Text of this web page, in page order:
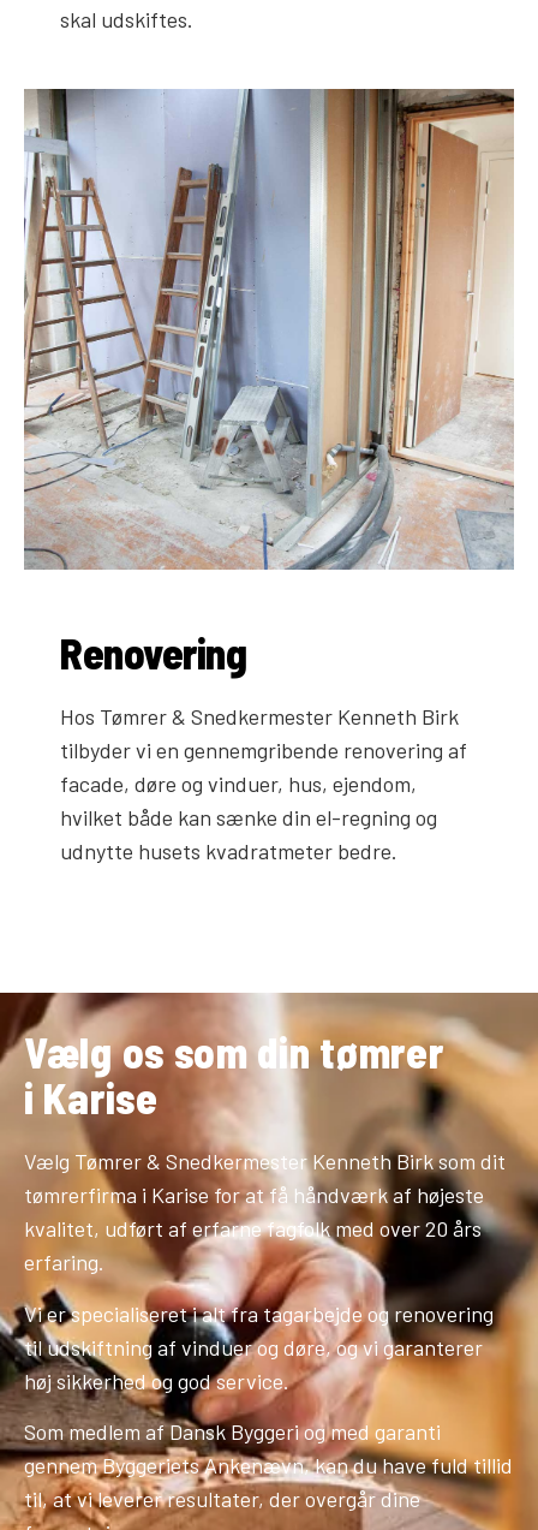
skal udskiftes.
Renovering
Hos Tømrer & Snedkermester Kenneth Birk
tilbyder vi en gennemgribende renovering af
facade, døre og vinduer, hus, ejendom,
hvilket både kan sænke din el-regning og
udnytte husets kvadratmeter bedre.
Vælg os som din tømrer
i Karise
Vælg Tømrer & Snedkermester Kenneth Birk som dit
tømrerfirma i Karise for at få håndværk af højeste
kvalitet, udført af erfarne fagfolk med over 20 års
erfaring.
Vi er specialiseret i alt fra tagarbejde og renovering
til udskiftning af vinduer og døre, og vi garanterer
høj sikkerhed og god service.
Som medlem af Dansk Byggeri og med garanti
gennem Byggeriets Ankenævn, kan du have fuld tillid
til, at vi leverer resultater, der overgår dine